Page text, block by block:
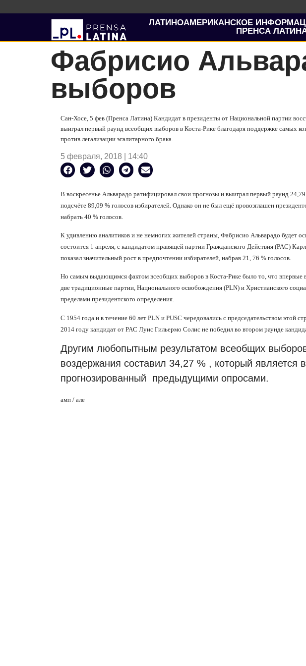
ЛАТИНОАМЕРИКАНСКОЕ
ПРЕНСА
Фабрисио
выборов
Сан-Хосе, 5 фев (Пренса Латина) Кандидат в президенты от Национальной партии
выиграл первый раунд всеобщих выборов в Коста-Рике благодаря поддержке самых
против легализации эгалитарного брака.
5 февраля, 2018 | 14:40
В воскресенье Альварадо ратифицировал свои прогнозы и выиграл первый раунд
подсчёте 89,09 % голосов избирателей. Однако он не был ещё провозглашен
набрать 40 % голосов.
К удивлению аналитиков и не немногих жителей страны, Фабрисио Альварадо будет
состоится 1 апреля, с кандидатом правящей партии Гражданского Действия (PAC)
показал значительный рост в предпочтении избирателей, набрав 21, 76 % голосов.
Но самым выдающимся фактом всеобщих выборов в Коста-Рике было то, что впервые
две традиционные партии, Национального освобождения (PLN) и Христианского
пределами президентского определения.
С 1954 года и в течение 60 лет PLN и PUSC чередовались с председательством этой
2014 году кандидат от PAC Луис Гильермо Солис не победил во втором раунде
Другим любопытным результатом всеобщих
воздержания составил 34,27 % , который является
прогнозированный
предыдущими опросами.
амп / але